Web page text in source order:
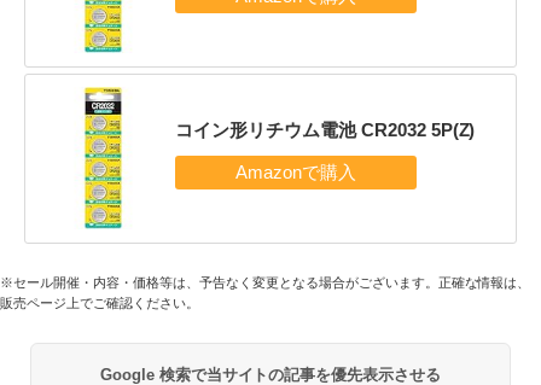
コイン形リチウム電池 CR2032 5P(Z)
※セール開催・内容・価格等は、予告なく変更となる場合がございます。正確な情報は、
販売ページ上でご確認ください。
Google 検索で当サイトの記事を優先表示させる